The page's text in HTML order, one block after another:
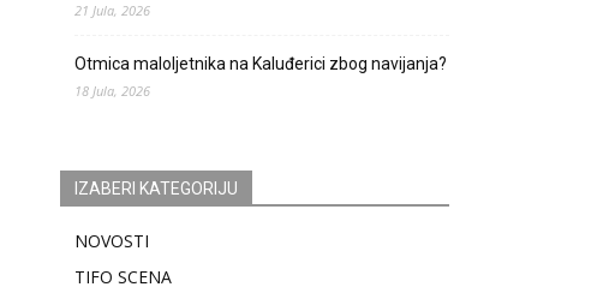
21 Jula, 2026
Otmica maloljetnika na Kaluđerici zbog navijanja?
18 Jula, 2026
IZABERI KATEGORIJU
NOVOSTI
TIFO SCENA